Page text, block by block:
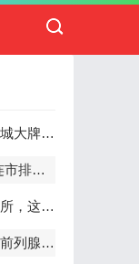
行（新项目)）
心盘点
就不想走
最舒心的感受